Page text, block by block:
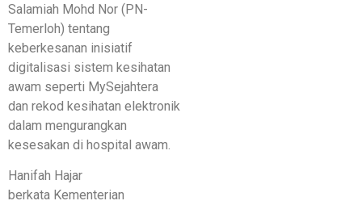
Salamiah Mohd Nor (PN-
Temerloh) tentang
keberkesanan inisiatif
digitalisasi sistem kesihatan
awam seperti MySejahtera
dan rekod kesihatan elektronik
dalam mengurangkan
kesesakan di hospital awam.
Hanifah Hajar
berkata Kementerian